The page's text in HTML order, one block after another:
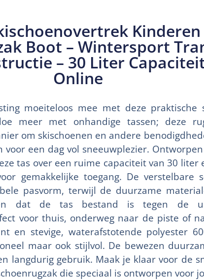
Kinderen
Boot – Wintersport
– 30 Liter
Online
moeiteloos mee met deze praktische
meer met onhandige tassen; deze
om skischoenen en andere
een dag vol sneeuwplezier.
tas over een ruime capaciteit van 30 liter
gemakkelijke toegang. De verstelbare
pasvorm, terwijl de duurzame
dat de tas bestand is tegen de
voor thuis, onderweg naar de piste of
en stevige, waterafstotende polyester
maar ook stijlvol. De bewezen
langdurig gebruik. Maak je klaar voor de
die speciaal is ontworpen voor